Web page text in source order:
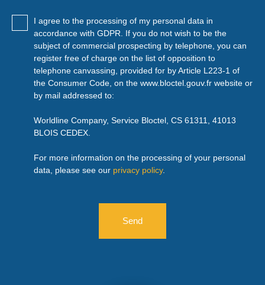
I agree to the processing of my personal data in
accordance with GDPR. If you do not wish to be the
subject of commercial prospecting by telephone, you can
register free of charge on the list of opposition to
telephone canvassing, provided for by Article L223-1 of
the Consumer Code, on the www.bloctel.gouv.fr website or
by mail addressed to:
Worldline Company, Service Bloctel, CS 61311, 41013
BLOIS CEDEX.
For more information on the processing of your personal
data, please see our privacy policy.
Send